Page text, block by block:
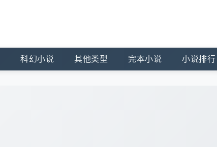
科幻小说 其他类型 完本小说 小说排行